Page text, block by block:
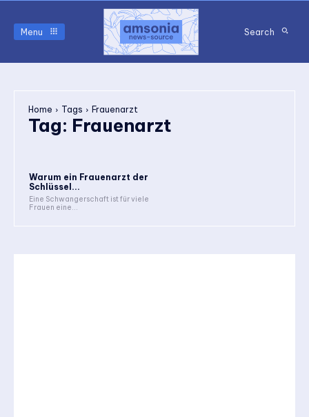
Menu Search
Home Tags Frauenarzt
Tag: Frauenarzt
Warum ein Frauenarzt der
Schlüssel...
Eine Schwangerschaft ist für viele
Frauen eine...